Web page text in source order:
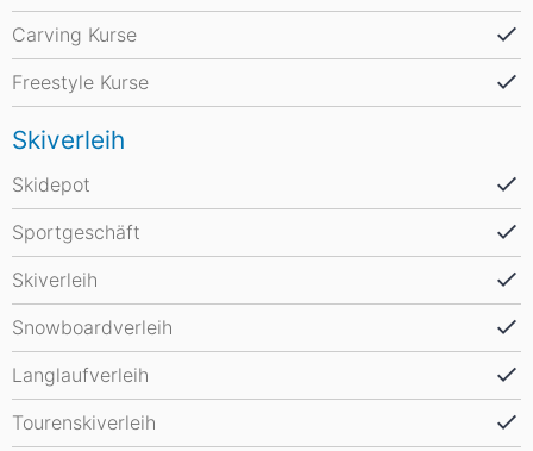
Carving Kurse
Freestyle Kurse
Skiverleih
Skidepot
Sportgeschäft
Skiverleih
Snowboardverleih
Langlaufverleih
Tourenskiverleih